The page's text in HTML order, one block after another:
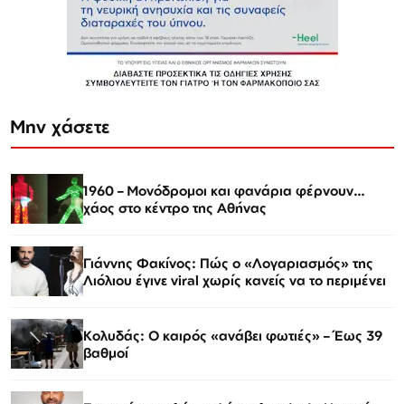
Μην χάσετε
1960 – Μονόδρομοι και φανάρια φέρνουν…
χάος στο κέντρο της Αθήνας
Γιάννης Φακίνος: Πώς ο «Λογαριασμός» της
Λιόλιου έγινε viral χωρίς κανείς να το περιμένει
Κολυδάς: Ο καιρός «ανάβει φωτιές» – Έως 39
βαθμοί